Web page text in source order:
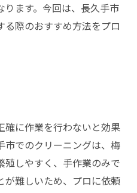
ます。今回は、長久手市
際のおすすめ方法をプロ
確に作業を行わないと効果
市でのクリーニングは、梅
殖しやすく、手作業のみで
が難しいため、プロに依頼